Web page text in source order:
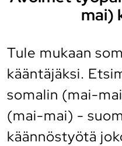
mai)
Tule mukaan
kääntäjäksi.
somalin (mai-
(mai-mai) -
käännöstyötä